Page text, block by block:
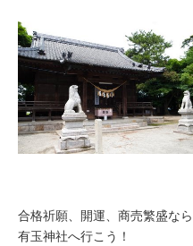
合格祈願、開運、商売繁盛なら
有玉神社へ行こう！